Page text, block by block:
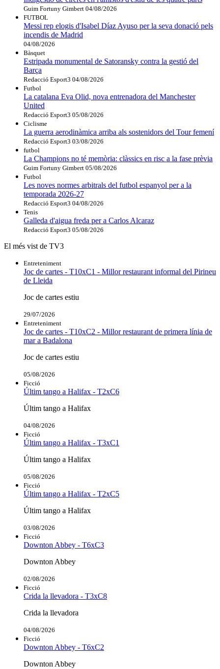
Guim Fortuny Gimbert 04/08/2026
FUTBOL
Messi rep elogis d'Isabel Díaz Ayuso per la seva donació pels
incendis de Madrid
04/08/2026
Bàsquet
Estripada monumental de Satoransky contra la gestió del
Barça
Redacció Esport3 04/08/2026
Futbol
La catalana Eva Olid, nova entrenadora del Manchester
United
Redacció Esport3 05/08/2026
Ciclisme
La guerra aerodinàmica arriba als sostenidors del Tour femení
Redacció Esport3 03/08/2026
futbol
La Champions no té memòria: clàssics en risc a la fase prèvia
Guim Fortuny Gimbert 05/08/2026
Futbol
Les noves normes arbitrals del futbol espanyol per a la
temporada 2026-27
Redacció Esport3 04/08/2026
Tenis
Galleda d'aigua freda per a Carlos Alcaraz
Redacció Esport3 05/08/2026
El més vist de TV3
Entreteniment
Joc de cartes - T10xC1 - Millor restaurant informal del Pirineu
de Lleida
Joc de cartes estiu
29/07/2026
Entreteniment
Joc de cartes - T10xC2 - Millor restaurant de primera línia de
mar a Badalona
Joc de cartes estiu
05/08/2026
Ficció
Últim tango a Halifax - T2xC6
Últim tango a Halifax
04/08/2026
Ficció
Últim tango a Halifax - T3xC1
Últim tango a Halifax
05/08/2026
Ficció
Últim tango a Halifax - T2xC5
Últim tango a Halifax
03/08/2026
Ficció
Downton Abbey - T6xC3
Downton Abbey
02/08/2026
Ficció
Crida la llevadora - T3xC8
Crida la llevadora
04/08/2026
Ficció
Downton Abbey - T6xC2
Downton Abbey